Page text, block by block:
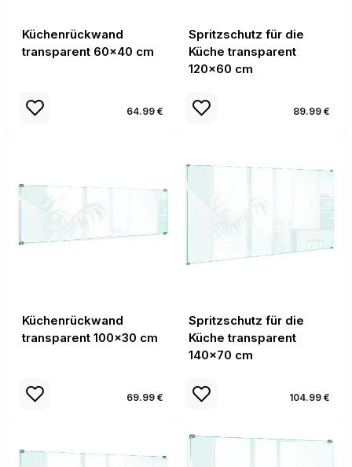
Küchenrückwand
transparent 60x40 cm
64.99 €
Spritzschutz für die
Küche transparent
120x60 cm
89.99 €
Küchenrückwand
transparent 100x30 cm
69.99 €
Spritzschutz für die
Küche transparent
140x70 cm
104.99 €